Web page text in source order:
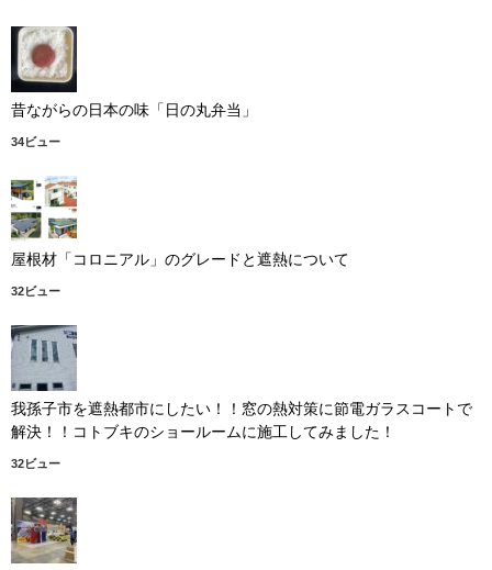
昔ながらの日本の味「日の丸弁当」
34ビュー
屋根材「コロニアル」のグレードと遮熱について
32ビュー
我孫子市を遮熱都市にしたい！！窓の熱対策に節電ガラスコートで
解決！！コトブキのショールームに施工してみました！
32ビュー